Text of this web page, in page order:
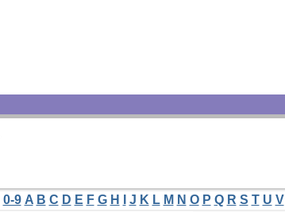
0-9 A B C D E F G H J K L M N O P Q R S T U V